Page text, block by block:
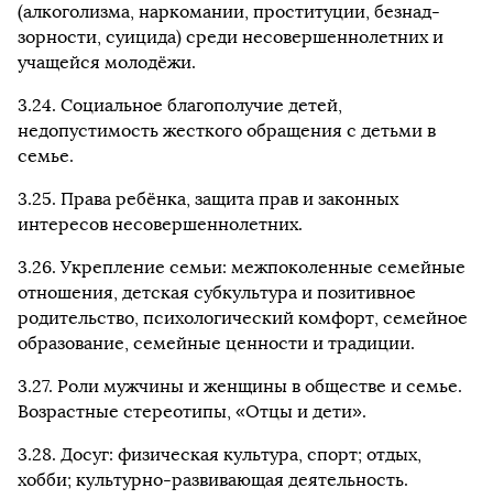
(алкоголизма, наркомании, проституции, безнад-
зорности, суицида) среди несовершеннолетних и
учащейся молодёжи.
3.24. Социальное благополучие детей,
недопустимость жесткого обращения с детьми в
семье.
3.25. Права ребёнка, защита прав и законных
интересов несовершеннолетних.
3.26. Укрепление семьи: межпоколенные семейные
отношения, детская субкультура и позитивное
родительство, психологический комфорт, семейное
образование, семейные ценности и традиции.
3.27. Роли мужчины и женщины в обществе и семье.
Возрастные стереотипы, «Отцы и дети».
3.28. Досуг: физическая культура, спорт; отдых,
хобби; культурно-развивающая деятельность.